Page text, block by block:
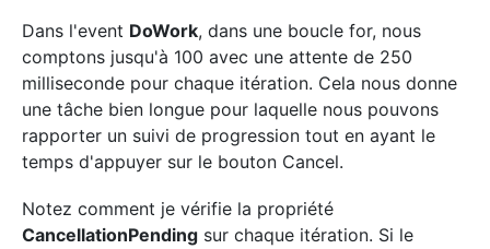
Dans l'event DoWork, dans une boucle for, nous
comptons jusqu'à 100 avec une attente de 250
milliseconde pour chaque itération. Cela nous donne
une tâche bien longue pour laquelle nous pouvons
rapporter un suivi de progression tout en ayant le
temps d'appuyer sur le bouton Cancel.
Notez comment je vérifie la propriété
CancellationPending sur chaque itération. Si le